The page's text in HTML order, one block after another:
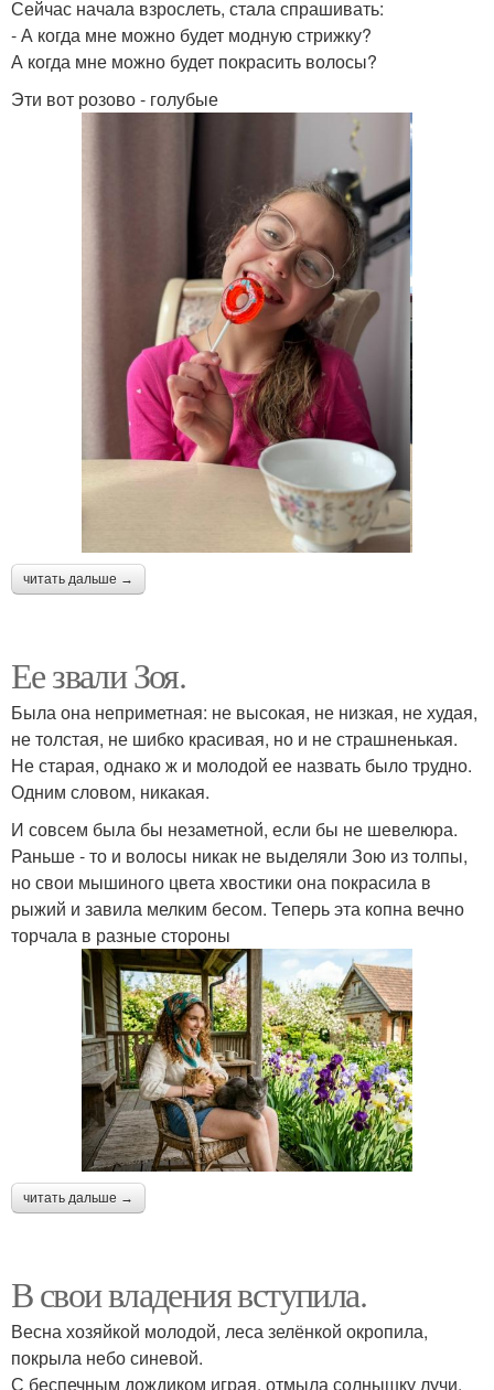
Сейчас начала взрослеть, стала спрашивать:
- А когда мне можно будет модную стрижку?
А когда мне можно будет покрасить волосы?
Эти вот розово - голубые
читать дальше →
Ее звали Зоя.
Была она неприметная: не высокая, не низкая, не худая,
не толстая, не шибко красивая, но и не страшненькая.
Не старая, однако ж и молодой ее назвать было трудно.
Одним словом, никакая.
И совсем была бы незаметной, если бы не шевелюра.
Раньше - то и волосы никак не выделяли Зою из толпы,
но свои мышиного цвета хвостики она покрасила в
рыжий и завила мелким бесом. Теперь эта копна вечно
торчала в разные стороны
читать дальше →
В свои владения вступила.
Весна хозяйкой молодой, леса зелёнкой окропила,
покрыла небо синевой.
С беспечным дождиком играя, отмыла солнышку лучи,